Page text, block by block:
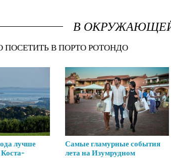
В ОКРУЖАЮЩЕЙ
ПОСЕТИТЬ В ПОРТО РОТОНДО
лучше
Коста-
Самые гламурные события
лета на Изумрудном